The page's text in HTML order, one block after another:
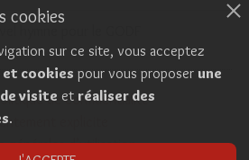
de confidentialité
explicite
générales d’utilisation
cookies
sur ce site, vous acceptez
cookies pour vous proposer une
visite et réaliser des
.